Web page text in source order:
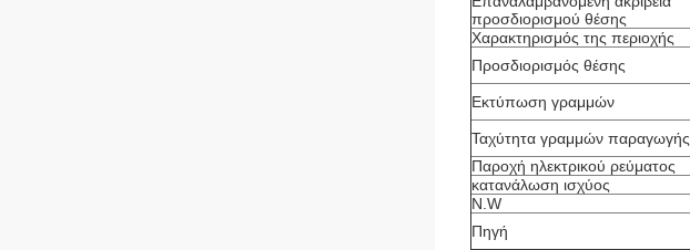
προσδιορισμού θέσης
Χαρακτηρισμός της περιοχής
Προσδιορισμός θέσης
Εκτύπωση γραμμών
Ταχύτητα γραμμών παραγωγής
Παροχή ηλεκτρικού ρεύματος
κατανάλωση ισχύος
N.W
Πηγή